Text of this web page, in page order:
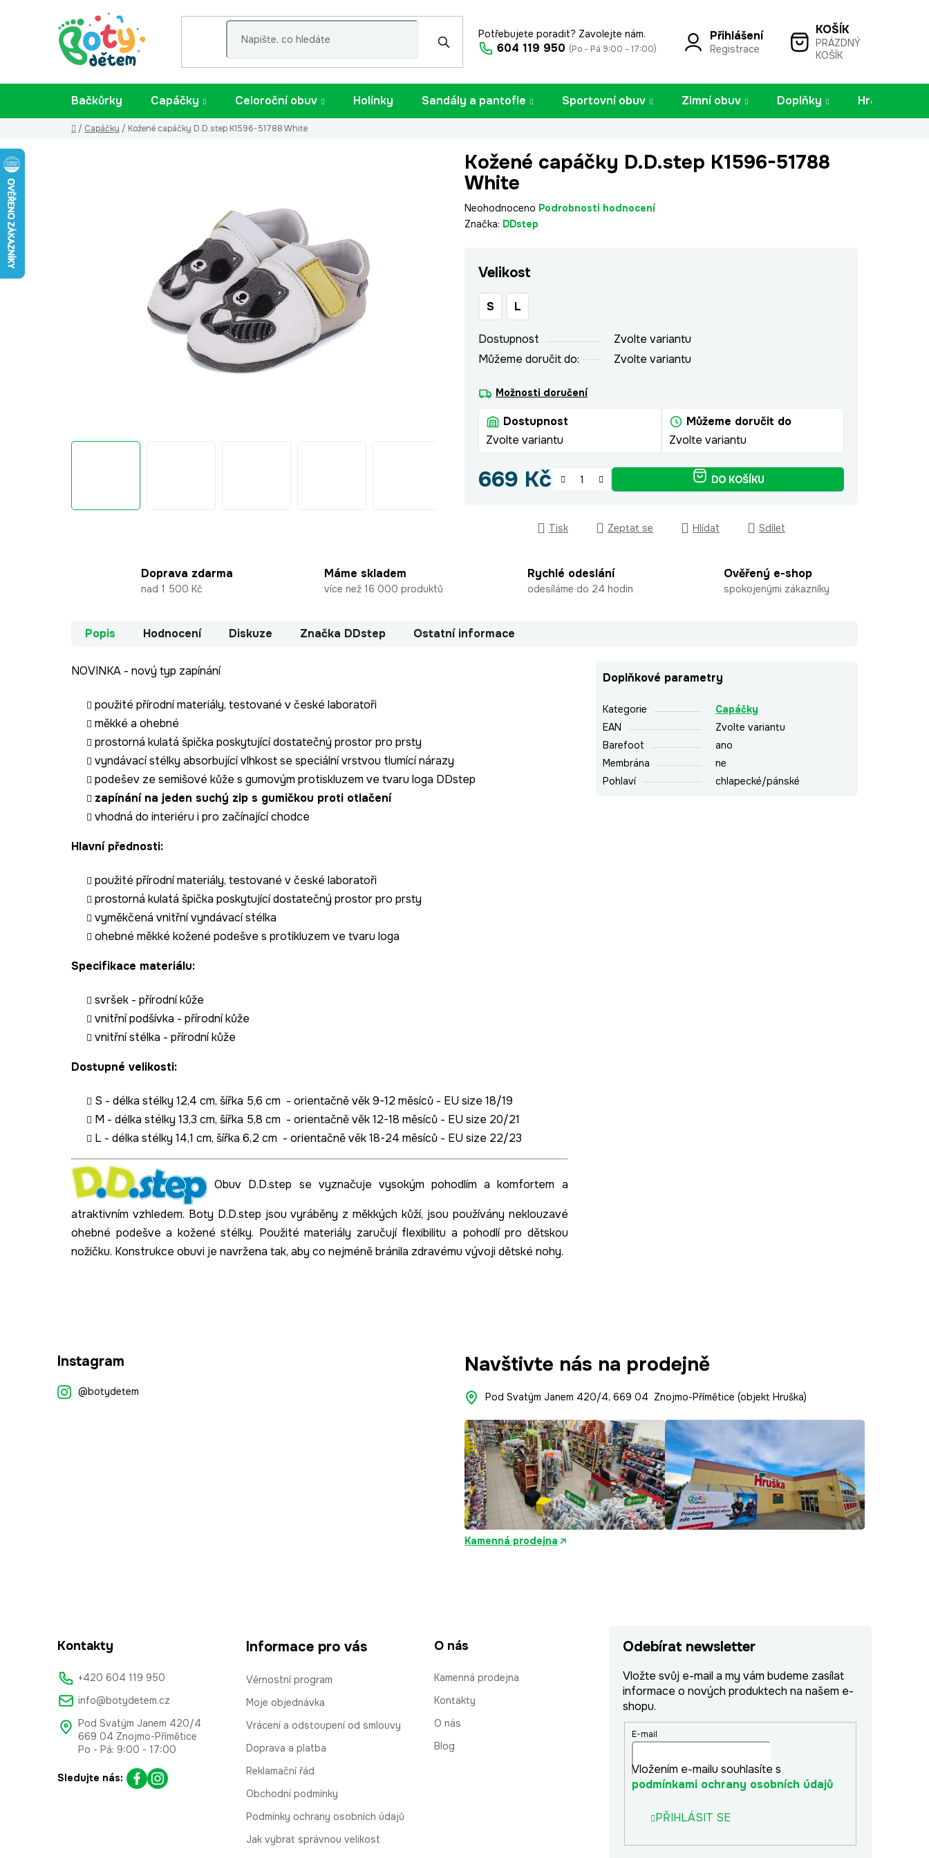
Potřebujete poradit? Zavolejte nám.
604 119 950 (Po - Pá 9:00 - 17:00)
Přihlášení
Registrace
NÁKUPNÍ
KOŠÍK
PRÁZDNÝ
KOŠÍK
Bačkůrky Capáčky Celoroční obuv Holínky Sandály a pantofle Sportovní obuv Zimní obuv Doplňky Hračky
Domů
/ Capáčky / Kožené capáčky D.D.step K1596-51788 White
Kožené capáčky D.D.step K1596-51788
White
Průměrné
hodnocení
0,0
Neohodnoceno Podrobnosti hodnocení
Značka: DDstep
Velikost
S L
Dostupnost
Zvolte variantu
Můžeme doručit do:
Zvolte variantu
Možnosti doručení
Dostupnost
Zvolte variantu
Můžeme doručit do
Zvolte variantu
669 Kč DO KOŠÍKU
Tisk Zeptat se Hlídat Sdílet
Doprava zdarma
nad 1 500 Kč
Máme skladem
více než 16 000 produktů
Rychlé odeslání
odesíláme do 24 hodin
Ověřený e-shop
spokojenými zákazníky
Popis Hodnocení Diskuze Značka DDstep Ostatní informace
NOVINKA - nový typ zapínání
použité přírodní materiály, testované v české laboratoři
měkké a ohebné
prostorná kulatá špička poskytující dostatečný prostor pro prsty
vyndávací stélky absorbující vlhkost se speciální vrstvou tlumící nárazy
podešev ze semišové kůže s gumovým protiskluzem ve tvaru loga DDstep
zapínání na jeden suchý zip s gumičkou proti otlačení
vhodná do interiéru i pro začínající chodce
Hlavní přednosti:
použité přírodní materiály, testované v české laboratoři
prostorná kulatá špička poskytující dostatečný prostor pro prsty
vyměkčená vnitřní vyndávací stélka
ohebné měkké kožené podešve s protikluzem ve tvaru loga
Specifikace materiálu:
svršek - přírodní kůže
vnitřní podšívka - přírodní kůže
vnitřní stélka - přírodní kůže
Dostupné velikosti:
S - délka stélky 12,4 cm, šířka 5,6 cm - orientačně věk 9-12 měsíců - EU size 18/19
M - délka stélky 13,3 cm, šířka 5,8 cm - orientačně věk 12-18 měsíců - EU size 20/21
L - délka stélky 14,1 cm, šířka 6,2 cm - orientačně věk 18-24 měsíců - EU size 22/23
Obuv D.D.step se vyznačuje vysokým pohodlím a komfortem a
atraktivním vzhledem. Boty D.D.step jsou vyráběny z měkkých kůží, jsou používány neklouzavé
ohebné podešve a kožené stélky. Použité materiály zaručují flexibilitu a pohodlí pro dětskou
nožičku. Konstrukce obuvi je navržena tak, aby co nejméně bránila zdravému vývoji dětské nohy.
Doplňkové parametry
Kategorie
Capáčky
EAN
Zvolte variantu
Barefoot
ano
Membrána
ne
Pohlaví
chlapecké/pánské
Instagram
@botydetem
Navštivte nás na prodejně
Pod Svatým Janem 420/4, 669 04 Znojmo-Přímětice (objekt Hruška)
Kamenná prodejna
Kontakty
+420 604 119 950
info@botydetem.cz
Pod Svatým Janem 420/4
669 04 Znojmo-Přímětice
Po - Pá: 9:00 - 17:00
Sledujte nás:
Informace pro vás
Věrnostní program
Moje objednávka
Vrácení a odstoupení od smlouvy
Doprava a platba
Reklamační řád
Obchodní podmínky
Podmínky ochrany osobních údajů
Jak vybrat správnou velikost
O nás
Kamenná prodejna
Kontakty
O nás
Blog
Odebírat newsletter
Vložte svůj e-mail a my vám budeme zasílat
informace o nových produktech na našem e-
shopu.
E-mail
Vložením e-mailu souhlasíte s
podmínkami ochrany osobních údajů
PŘIHLÁSIT SE